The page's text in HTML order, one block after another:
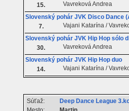
15.
Vavreková Andrea
Slovenský pohár JVK Disco Dance
7.
Vajani Katarína /
Slovenský pohár JVK Hip Hop sólo
30.
Vavreková Andrea
Slovenský pohár JVK Hip Hop duo
14.
Vajani Katarína /
Súťaž:
Deep Dance League